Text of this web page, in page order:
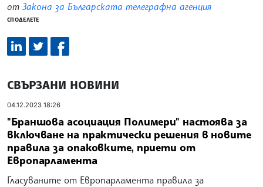
отЗакона за Българската телеграфна агенция
СПОДЕЛЕТЕ
СВЪРЗАНИ НОВИНИ
04.12.2023 18:26
"Браншова асоциация Полимери" настоява за
включване на практически решения в новите
правила за опаковките, приети от
Европарламента
Гласуваните от Европарламента правила за